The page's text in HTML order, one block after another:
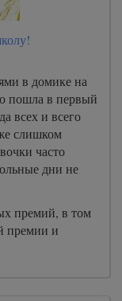
в домике на
пошла в первый
всех и всего
слишком
часто
дни не
премий, в том
премии и